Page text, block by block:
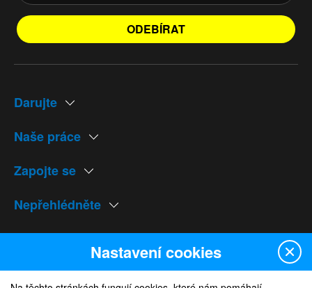
ODEBÍRAT
Darujte
Naše práce
Zapojte se
Nepřehlédněte
Naše weby
Nastavení cookies